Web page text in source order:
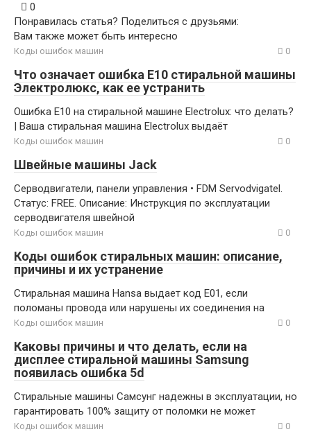
0
Понравилась статья? Поделиться с друзьями:
Вам также может быть интересно
Коды ошибок машин 0
Что означает ошибка Е10 стиральной машины
Электролюкс, как ее устранить
Ошибка E10 на стиральной машине Electrolux: что делать?
| Ваша стиральная машина Еlectrolux выдаёт
Коды ошибок машин 0
Швейные машины Jack
Серводвигатели, панели управления • FDM Servodvigatel.
Статус: FREE. Описание: Инструкция по эксплуатации
серводвигателя швейной
Коды ошибок машин 0
Коды ошибок стиральных машин: описание,
причины и их устранение
Стиральная машина Hansa выдает код Е01, если
поломаны провода или нарушены их соединения на
Коды ошибок машин 0
Каковы причины и что делать, если на
дисплее стиральной машины Samsung
появилась ошибка 5d
Стиральные машины Самсунг надежны в эксплуатации, но
гарантировать 100% защиту от поломки не может
Коды ошибок машин 0